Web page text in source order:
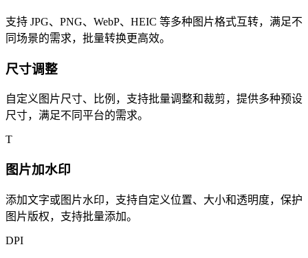
支持 JPG、PNG、WebP、HEIC 等多种图片格式互转，满足不
同场景的需求，批量转换更高效。
尺寸调整
自定义图片尺寸、比例，支持批量调整和裁剪，提供多种预设
尺寸，满足不同平台的需求。
T
图片加水印
添加文字或图片水印，支持自定义位置、大小和透明度，保护
图片版权，支持批量添加。
DPI